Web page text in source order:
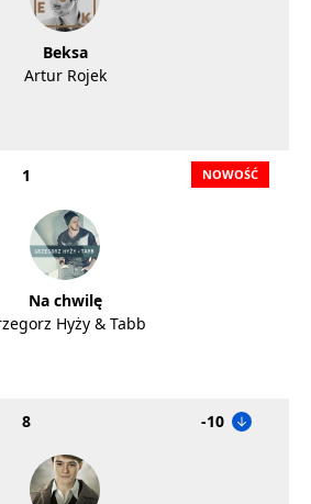
Beksa
Artur Rojek
1
Na chwilę
Hyży & Tabb
8 -10